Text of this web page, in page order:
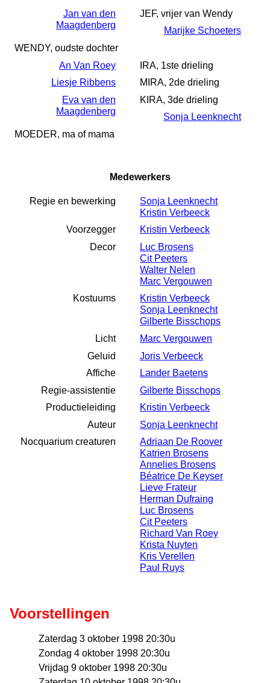
Jan van den
Maagdenberg
JEF, vrijer van Wendy
Marijke Schoeters
WENDY, oudste dochter
An Van Roey
IRA, 1ste drieling
Liesje Ribbens
MIRA, 2de drieling
Eva van den
Maagdenberg
KIRA, 3de drieling
Sonja Leenknecht
MOEDER, ma of mama
Medewerkers
Regie en bewerking
Sonja Leenknecht
Kristin Verbeeck
Voorzegger
Kristin Verbeeck
Decor
Luc Brosens
Cit Peeters
Walter Nelen
Marc Vergouwen
Kostuums
Kristin Verbeeck
Sonja Leenknecht
Gilberte Bisschops
Licht
Marc Vergouwen
Geluid
Joris Verbeeck
Affiche
Lander Baetens
Regie-assistentie
Gilberte Bisschops
Productieleiding
Kristin Verbeeck
Auteur
Sonja Leenknecht
Nocquarium creaturen
Adriaan De Roover
Katrien Brosens
Annelies Brosens
Béatrice De Keyser
Lieve Frateur
Herman Dufraing
Luc Brosens
Cit Peeters
Richard Van Roey
Krista Nuyten
Kris Verellen
Paul Ruys
Voorstellingen
Zaterdag 3 oktober 1998 20:30u
Zondag 4 oktober 1998 20:30u
Vrijdag 9 oktober 1998 20:30u